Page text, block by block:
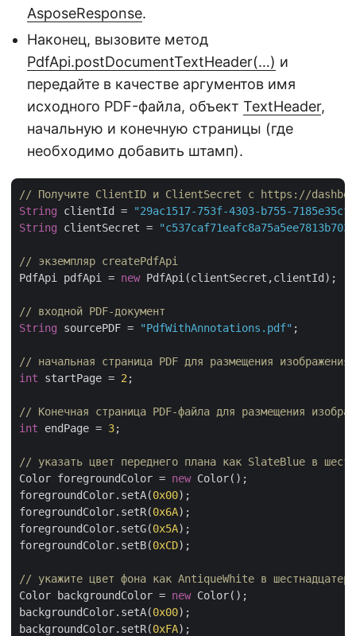
AsposeResponse.
Наконец, вызовите метод
PdfApi.postDocumentTextHeader(…) и
передайте в качестве аргументов имя
исходного PDF-файла, объект TextHeader,
начальную и конечную страницы (где
необходимо добавить штамп).
// Получите ClientID и ClientSecret с https://
String clientId =
"29ac1517-753f-4303-b755-
String clientSecret =
// экземпляр createPdfApi
PdfApi pdfApi = new PdfApi(clientSecret,clientId);
// входной PDF-документ
String sourcePDF = "PdfWithAnnotations.pdf" ;
// начальная страница PDF для размещения изображения
int startPage = 2 ;
// Конечная страница PDF-файла для размещения
int endPage = 3;
// указать цвет переднего плана как SlateBlue в
Color foregroundColor = new Color();
foregroundColor.setA(0x00);
foregroundColor.setR(0x6A);
foregroundColor.setG(0x5A);
foregroundColor.setB(0xCD);
// укажите цвет фона как AntiqueWhite в
Color backgroundColor = new Color();
backgroundColor.setA(0x00);
backgroundColor.setR(0xFA);